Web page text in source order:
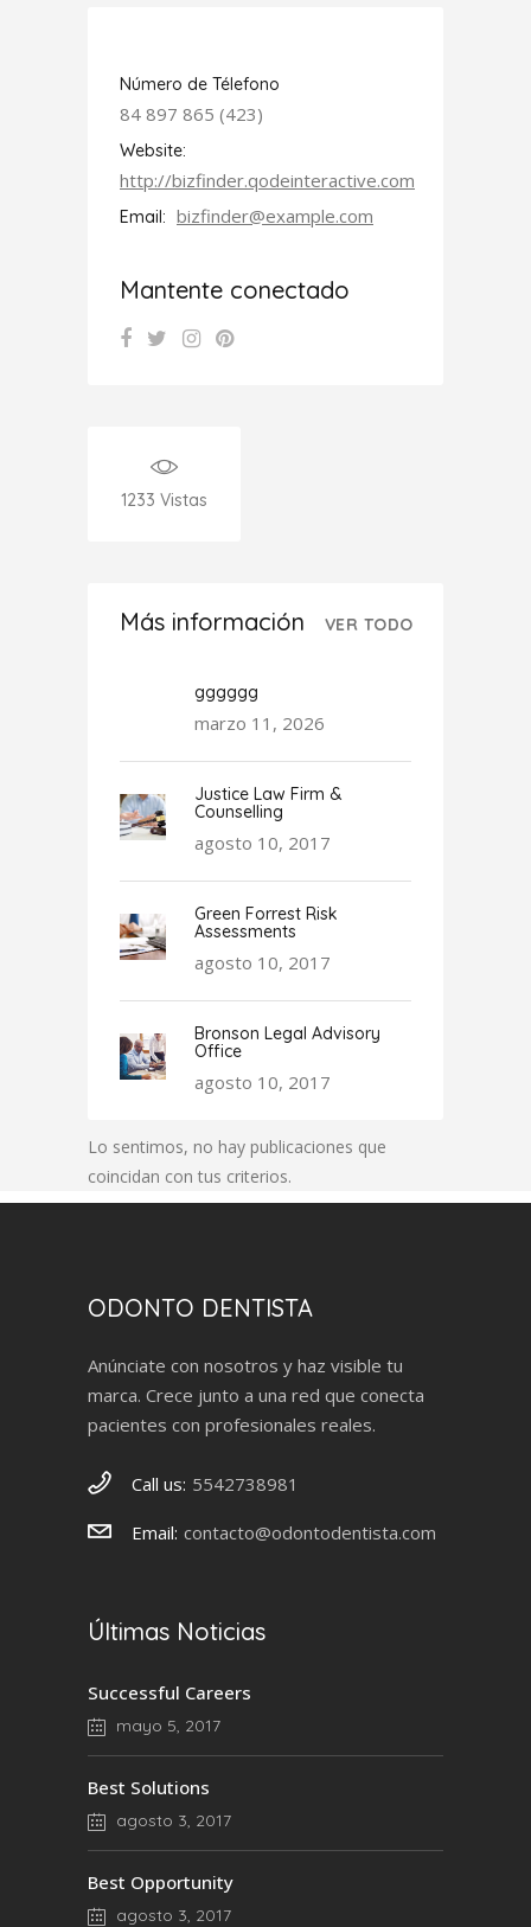
Número de Télefono
84 897 865 (423)
Website:
http://bizfinder.qodeinteractive.com
Email: bizfinder@example.com
Mantente conectado
1233 Vistas
Más información VER TODO
gggggg
marzo 11, 2026
Justice Law Firm &
Counselling
agosto 10, 2017
Green Forrest Risk
Assessments
agosto 10, 2017
Bronson Legal Advisory
Office
agosto 10, 2017
Lo sentimos, no hay publicaciones que
coincidan con tus criterios.
ODONTO DENTISTA
Anúnciate con nosotros y haz visible tu
marca. Crece junto a una red que conecta
pacientes con profesionales reales.
Call us: 5542738981
Email: contacto@odontodentista.com
Últimas Noticias
Successful Careers
mayo 5, 2017
Best Solutions
agosto 3, 2017
Best Opportunity
agosto 3, 2017